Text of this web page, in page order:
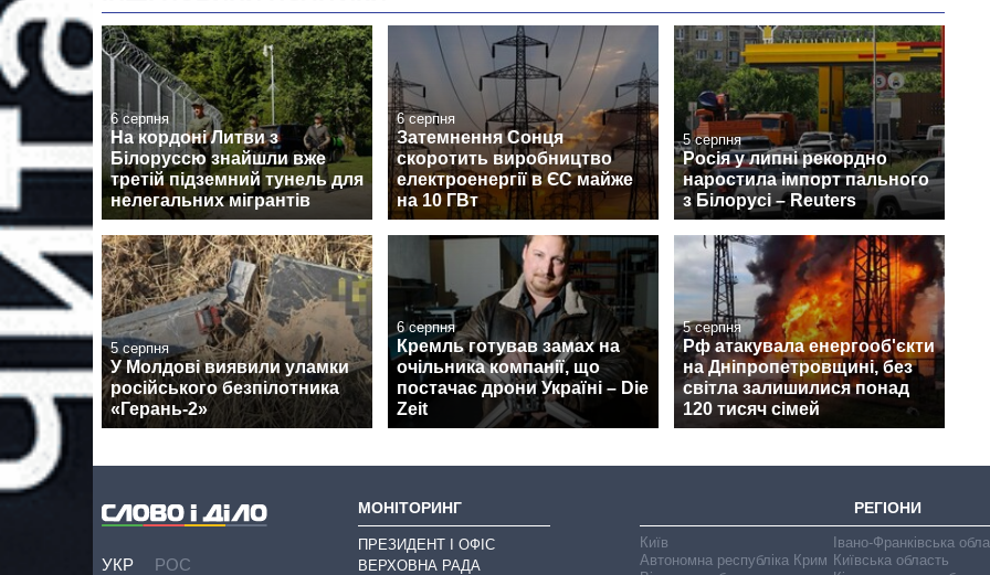
6 серпня
На кордоні Литви з
Білоруссю знайшли вже
третій підземний тунель для
нелегальних мігрантів
6 серпня
Затемнення Сонця
скоротить виробництво
електроенергії в ЄС майже
на 10 ГВт
5 серпня
Росія у липні рекордно
наростила імпорт пального
з Білорусі – Reuters
5 серпня
У Молдові виявили уламки
російського безпілотника
«Герань-2»
6 серпня
Кремль готував замах на
очільника компанії, що
постачає дрони Україні – Die
Zeit
5 серпня
Рф атакувала енергооб'єкти
на Дніпропетровщині, без
світла залишилися понад
120 тисяч сімей
УКР РОС
МОНІТОРИНГ
ПРЕЗИДЕНТ І ОФІС
ВЕРХОВНА РАДА
РЕГІОНИ
Київ
Автономна республіка Крим
Івано-Франківська
Київська область